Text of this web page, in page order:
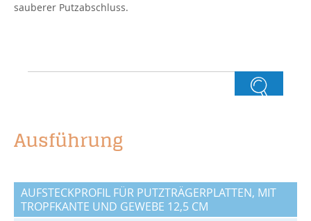
sauberer Putzabschluss.
Ausführung
AUFSTECKPROFIL FÜR PUTZTRÄGERPLATTEN, MIT
TROPFKANTE UND GEWEBE 12,5 CM